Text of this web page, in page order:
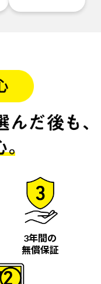
3年間の
無償保証